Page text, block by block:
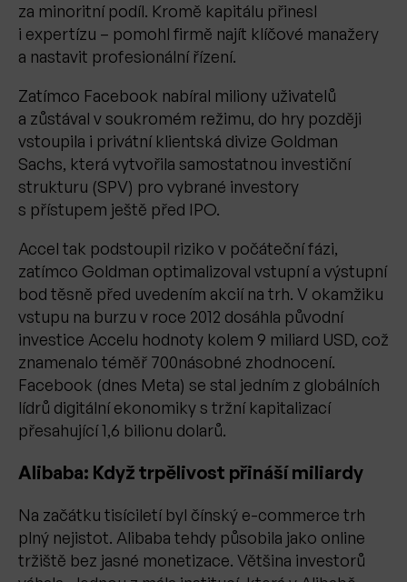
za minoritní podíl. Kromě kapitálu přinesl
i expertízu – pomohl firmě najít klíčové manažery
a nastavit profesionální řízení.
Zatímco Facebook nabíral miliony uživatelů
a zůstával v soukromém režimu, do hry později
vstoupila i privátní klientská divize Goldman
Sachs, která vytvořila samostatnou investiční
strukturu (SPV) pro vybrané investory
s přístupem ještě před IPO.
Accel tak podstoupil riziko v počáteční fázi,
zatímco Goldman optimalizoval vstupní a výstupní
bod těsně před uvedením akcií na trh. V okamžiku
vstupu na burzu v roce 2012 dosáhla původní
investice Accelu hodnoty kolem 9 miliard USD, což
znamenalo téměř 700násobné zhodnocení.
Facebook (dnes Meta) se stal jedním z globálních
lídrů digitální ekonomiky s tržní kapitalizací
přesahující 1,6 bilionu dolarů.
Alibaba: Když trpělivost přináší miliardy
Na začátku tisíciletí byl čínský e-commerce trh
plný nejistot. Alibaba tehdy působila jako online
tržiště bez jasné monetizace. Většina investorů